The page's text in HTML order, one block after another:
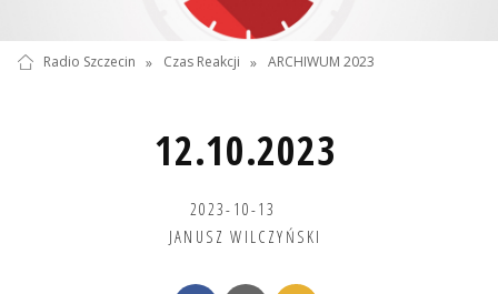
Radio Szczecin » Czas Reakcji » ARCHIWUM 2023
12.10.2023
2023-10-13
JANUSZ WILCZYŃSKI